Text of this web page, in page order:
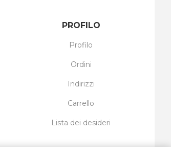
PROFILO
Profilo
Ordini
Indirizzi
Carrello
Lista dei desideri